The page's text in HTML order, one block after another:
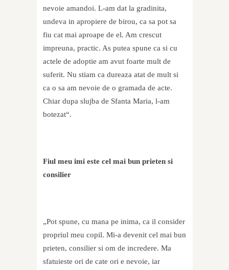
nevoie amandoi. L-am dat la gradinita,
undeva in apropiere de birou, ca sa pot sa
fiu cat mai aproape de el. Am crescut
impreuna, practic. As putea spune ca si cu
actele de adoptie am avut foarte mult de
suferit. Nu stiam ca dureaza atat de mult si
ca o sa am nevoie de o gramada de acte.
Chiar dupa slujba de Sfanta Maria, l-am
botezat“.
Fiul meu imi este cel mai bun prieten si
consilier
„Pot spune, cu mana pe inima, ca il consider
propriul meu copil. Mi-a devenit cel mai bun
prieten, consilier si om de incredere. Ma
sfatuieste ori de cate ori e nevoie, iar